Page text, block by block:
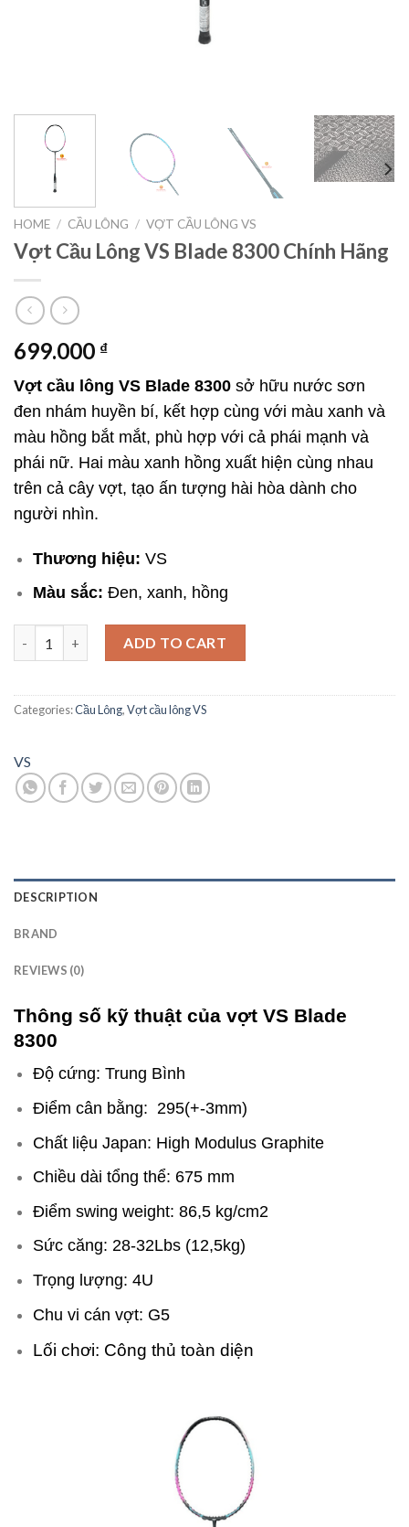
HOME / CẦU LÔNG / VỢT CẦU LÔNG VS
Vợt Cầu Lông VS Blade 8300 Chính Hãng
699.000 ₫
Vợt cầu lông VS Blade 8300 sở hữu nước sơn
đen nhám huyền bí, kết hợp cùng với màu xanh và
màu hồng bắt mắt, phù hợp với cả phái mạnh và
phái nữ. Hai màu xanh hồng xuất hiện cùng nhau
trên cả cây vợt, tạo ấn tượng hài hòa dành cho
người nhìn.
Thương hiệu: VS
Màu sắc: Đen, xanh, hồng
ADD TO CART
Categories:Cầu Lông,Vợt cầu lông VS
VS
DESCRIPTION
BRAND
REVIEWS (0)
Thông số kỹ thuật của vợt VS Blade
8300
Độ cứng: Trung Bình
Điểm cân bằng: 295(+-3mm)
Chất liệu Japan: High Modulus Graphite
Chiều dài tổng thể: 675 mm
Điểm swing weight: 86,5 kg/cm2
Sức căng: 28-32Lbs (12,5kg)
Trọng lượng: 4U
Chu vi cán vợt: G5
Lối chơi: Công thủ toàn diện